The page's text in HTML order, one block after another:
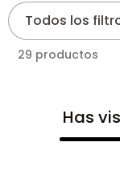
Todos los
29 productos
Has